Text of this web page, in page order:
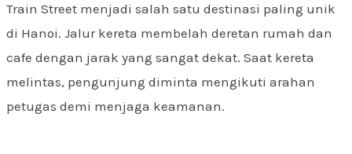
Train Street menjadi salah satu destinasi paling unik
di Hanoi. Jalur kereta membelah deretan rumah dan
cafe dengan jarak yang sangat dekat. Saat kereta
melintas, pengunjung diminta mengikuti arahan
petugas demi menjaga keamanan.